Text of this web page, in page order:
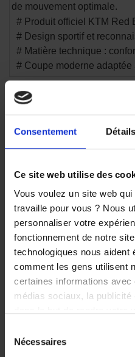
Consentement Détails
Ce site web utilise des
Vous voulez un site web
travaille pour vous ? Nous
personnaliser votre
fonctionnement de notre
technologiques nous aident
comment les gens utilisent
certaines informations avec
médias sociaux, la
Nécessaires
de mouvement optimale.
# Produit officiel KTM Red
# Design sportif et
# Matière technique :
# Coupe moderne
VOUS
T-shirt
KTM
Replica
Team
Red
Bull
44,94 €
S
M